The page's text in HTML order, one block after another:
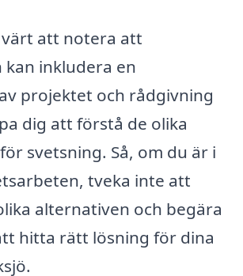
värt att notera att
inkludera en
projektet och rådgivning
dig att förstå de olika
svetsning. Så, om du är i
tveka inte att
alternativen och begära
hitta rätt lösning för dina